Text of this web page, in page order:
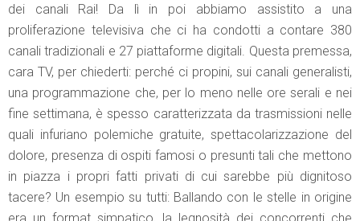
dei canali Rai! Da lì in poi abbiamo assistito a una
proliferazione televisiva che ci ha condotti a contare 380
canali tradizionali e 27 piattaforme digitali. Questa premessa,
cara TV, per chiederti: perché ci propini, sui canali generalisti,
una programmazione che, per lo meno nelle ore serali e nei
fine settimana, è spesso caratterizzata da trasmissioni nelle
quali infuriano polemiche gratuite, spettacolarizzazione del
dolore, presenza di ospiti famosi o presunti tali che mettono
in piazza i propri fatti privati di cui sarebbe più dignitoso
tacere? Un esempio su tutti: Ballando con le stelle in origine
era un format simpatico, la legnosità dei concorrenti che